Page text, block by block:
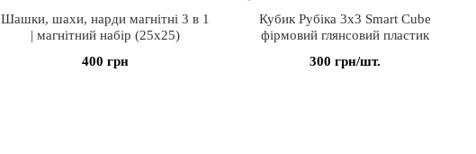
Шашки, шахи, нарди магнітні 3 в 1
| магнітний набір (25х25)
400 грн
Кубик Рубіка 3х3 Smart Cube
фірмовий глянсовий пластик
300 грн/шт.